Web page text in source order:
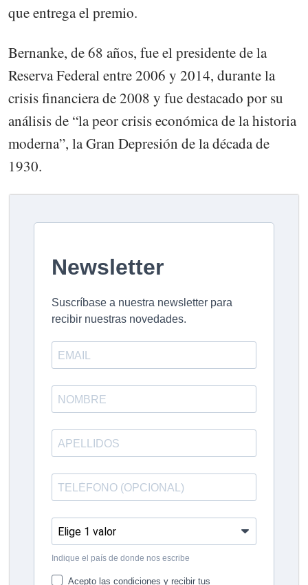
que entrega el premio.
Bernanke, de 68 años, fue el presidente de la
Reserva Federal entre 2006 y 2014, durante la
crisis financiera de 2008 y fue destacado por su
análisis de “la peor crisis económica de la historia
moderna”, la Gran Depresión de la década de
1930.